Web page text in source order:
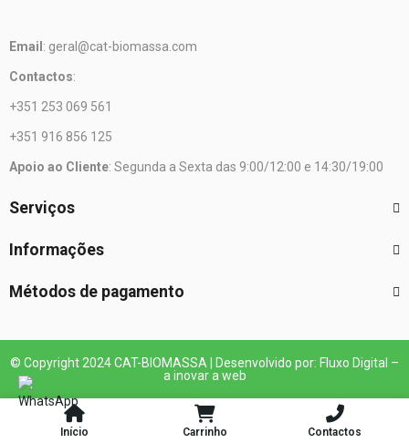
Início Carrinho Contactos
Email : geral@cat-biomassa.com
Contactos:
+351 253 069 561
+351 916 856 125
Apoio ao Cliente: Segunda a Sexta das 9:00/12:00 e 14:30/19:00
Serviços
Informações
Métodos de pagamento
© Copyright 2024 CAT-BIOMASSA | Desenvolvido por: Fluxo Digital –
a inovar a web